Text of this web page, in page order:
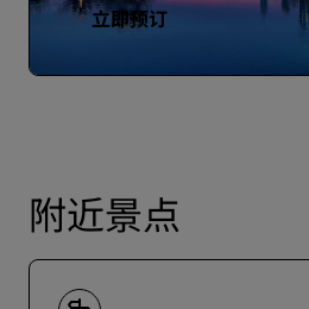
立即预订
附近景点